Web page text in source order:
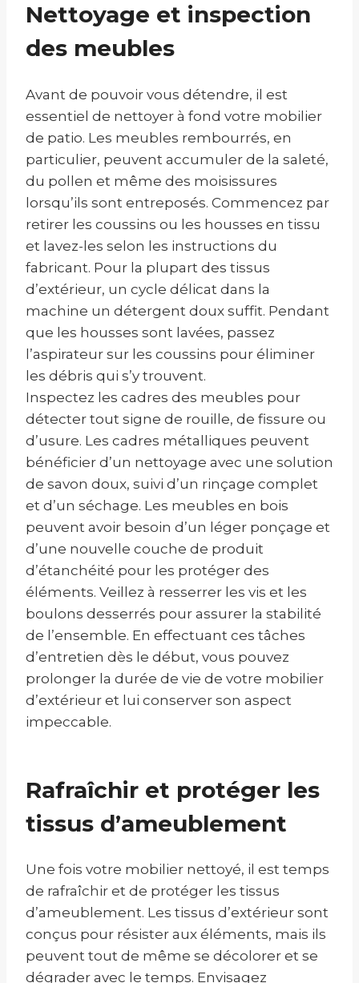
Nettoyage et inspection
des meubles
Avant de pouvoir vous détendre, il est
essentiel de nettoyer à fond votre mobilier
de patio. Les meubles rembourrés, en
particulier, peuvent accumuler de la saleté,
du pollen et même des moisissures
lorsqu’ils sont entreposés. Commencez par
retirer les coussins ou les housses en tissu
et lavez-les selon les instructions du
fabricant. Pour la plupart des tissus
d’extérieur, un cycle délicat dans la
machine un détergent doux suffit. Pendant
que les housses sont lavées, passez
l’aspirateur sur les coussins pour éliminer
les débris qui s’y trouvent.
Inspectez les cadres des meubles pour
détecter tout signe de rouille, de fissure ou
d’usure. Les cadres métalliques peuvent
bénéficier d’un nettoyage avec une solution
de savon doux, suivi d’un rinçage complet
et d’un séchage. Les meubles en bois
peuvent avoir besoin d’un léger ponçage et
d’une nouvelle couche de produit
d’étanchéité pour les protéger des
éléments. Veillez à resserrer les vis et les
boulons desserrés pour assurer la stabilité
de l’ensemble. En effectuant ces tâches
d’entretien dès le début, vous pouvez
prolonger la durée de vie de votre mobilier
d’extérieur et lui conserver son aspect
impeccable.
Rafraîchir et protéger les
tissus d’ameublement
Une fois votre mobilier nettoyé, il est temps
de rafraîchir et de protéger les tissus
d’ameublement. Les tissus d’extérieur sont
conçus pour résister aux éléments, mais ils
peuvent tout de même se décolorer et se
dégrader avec le temps. Envisagez